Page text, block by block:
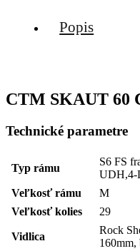
Popis
CTM SKAUT 60
Technické parametre
Typ rámu
S6 FS
UDH,4-
Veľkosť rámu
M
Veľkosť kolies
29
Vidlica
Rock